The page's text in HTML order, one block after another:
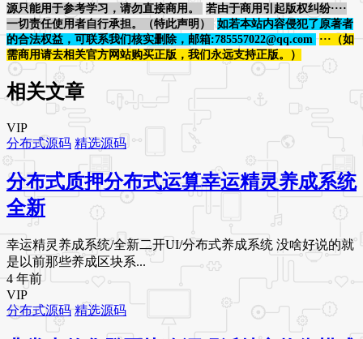
源只能用于参考学习，请勿直接商用。
若由于商用引起版权纠纷····
一切责任使用者自行承担。（特此声明）
如若本站内容侵犯了原著者
的合法权益，可联系我们核实删除，邮箱:785557022@qq.com
···（如
需商用请去相关官方网站购买正版，我们永远支持正版。）
相关文章
VIP
分布式源码 精选源码
分布式质押分布式运算幸运精灵养成系统
全新
幸运精灵养成系统/全新二开UI/分布式养成系统 没啥好说的就
是以前那些养成区块系...
4 年前
VIP
分布式源码 精选源码